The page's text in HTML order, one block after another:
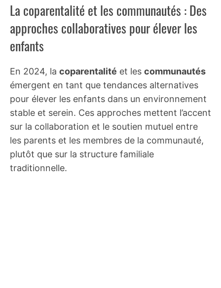
La coparentalité et les communautés : Des
approches collaboratives pour élever les
enfants
En 2024, la coparentalité et les communautés
émergent en tant que tendances alternatives
pour élever les enfants dans un environnement
stable et serein. Ces approches mettent l’accent
sur la collaboration et le soutien mutuel entre
les parents et les membres de la communauté,
plutôt que sur la structure familiale
traditionnelle.